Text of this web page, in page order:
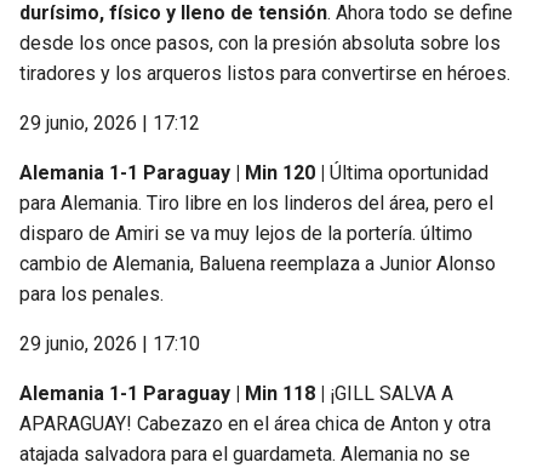
durísimo, físico y lleno de tensión. Ahora todo se define
desde los once pasos, con la presión absoluta sobre los
tiradores y los arqueros listos para convertirse en héroes.
29 junio, 2026 | 17:12
Alemania 1-1 Paraguay | Min 120 |
Última oportunidad
para Alemania. Tiro libre en los linderos del área, pero el
disparo de Amiri se va muy lejos de la portería. último
cambio de Alemania, Baluena reemplaza a Junior Alonso
para los penales.
29 junio, 2026 | 17:10
Alemania 1-1 Paraguay | Min 118 |
¡GILL SALVA A
APARAGUAY! Cabezazo en el área chica de Anton y otra
atajada salvadora para el guardameta. Alemania no se